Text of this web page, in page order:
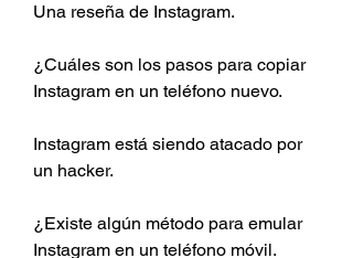
Una reseña de Instagram.
¿Cuáles son los pasos para copiar
Instagram en un teléfono nuevo.
Instagram está siendo atacado por
un hacker.
¿Existe algún método para emular
Instagram en un teléfono móvil.